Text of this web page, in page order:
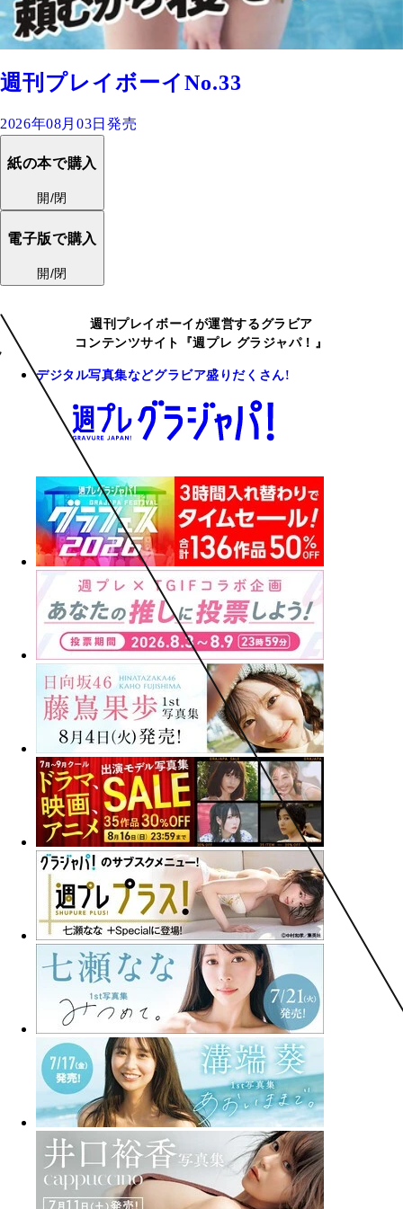
週刊プレイボーイNo.33
2026年08月03日発売
紙の本で購入
開/閉
電子版で購入
開/閉
週刊プレイボーイが運営するグラビア
コンテンツサイト『週プレ グラジャパ！』
デジタル写真集などグラビア盛りだくさん!